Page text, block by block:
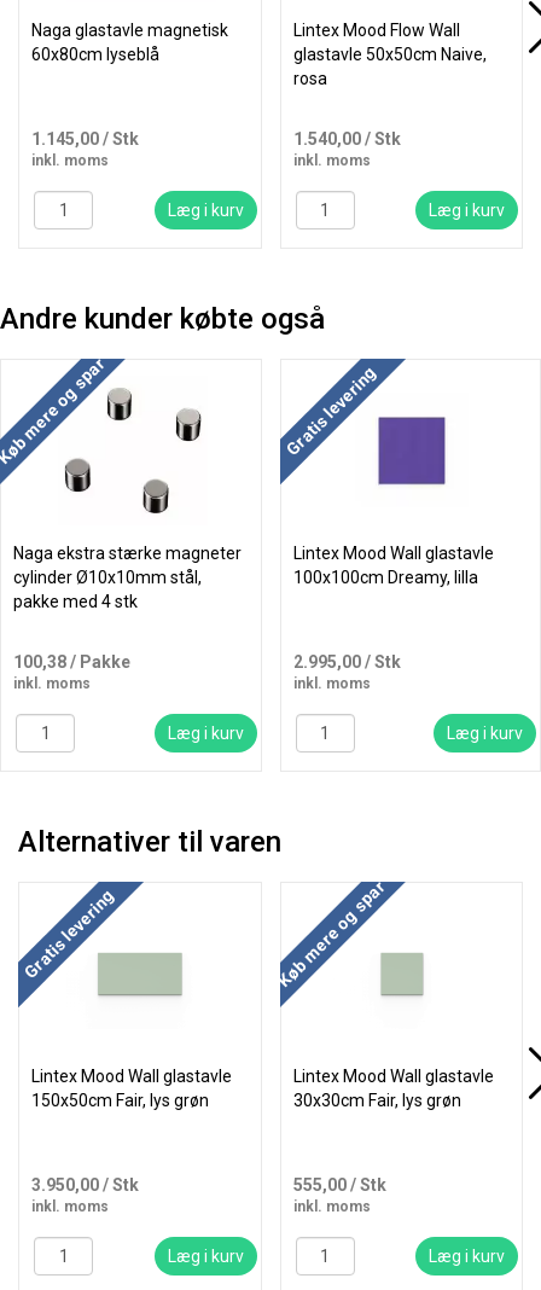
Naga glastavle magnetisk
60x80cm lyseblå
1.145,00/ Stk
inkl. moms
Læg i kurv
Lintex Mood Flow Wall
glastavle 50x50cm Naive,
rosa
1.540,00/ Stk
inkl. moms
Læg i kurv
Andre kunder købte også
mere og spar
Naga ekstra stærke magneter
cylinder Ø10x10mm stål,
pakke med 4 stk
100,38/ Pakke
inkl. moms
Læg i kurv
Køb mere og spar
Gratis levering
Lintex Mood Wall glastavle
100x100cm Dreamy, lilla
2.995,00/ Stk
inkl. moms
Læg i kurv
Alternativer til varen
Køb mere og spar
Gratis levering
Lintex Mood Wall glastavle
150x50cm Fair, lys grøn
3.950,00/ Stk
inkl. moms
Læg i kurv
Køb mere og spar
Lintex Mood Wall glastavle
30x30cm Fair, lys grøn
555,00/ Stk
inkl. moms
Læg i kurv